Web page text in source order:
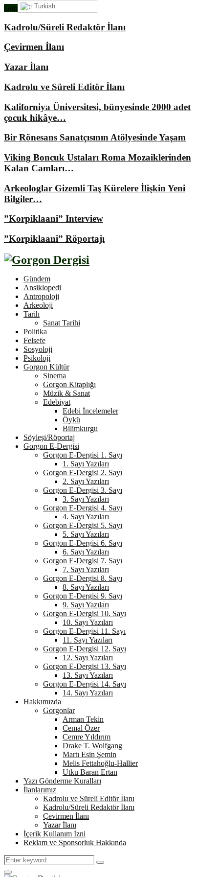
Gündemimizde Ne Var?
Kadrolu/Süreli Redaktör İlanı
Çevirmen İlanı
Yazar İlanı
Kadrolu ve Süreli Editör İlanı
Kaliforniya Üniversitesi, bünyesinde 2000 adet
çocuk hikâye…
Bir Rönesans Sanatçısının Atölyesinde Yaşam
Viking Boncuk Ustaları Roma Mozaiklerinden
Kalan Camları…
Arkeologlar Gizemli Taş Kürelere İlişkin Yeni
Bilgiler…
”Korpiklaani” Interview
”Korpiklaani” Röportajı
Gündem
Ansiklopedi
Antropoloji
Arkeoloji
Tarih
Sanat Tarihi
Politika
Felsefe
Sosyoloji
Psikoloji
Gorgon Kültür
Sinema
Gorgon Kitaplığı
Müzik & Sanat
Edebiyat
Edebi İncelemeler
Öykü
Bilimkurgu
Söyleşi/Röportaj
Gorgon E-Dergisi
Gorgon E-Dergisi 1. Sayı
1. Sayı Yazıları
Gorgon E-Dergisi 2. Sayı
2. Sayı Yazıları
Gorgon E-Dergisi 3. Sayı
3. Sayı Yazıları
Gorgon E-Dergisi 4. Sayı
4. Sayı Yazıları
Gorgon E-Dergisi 5. Sayı
5. Sayı Yazıları
Gorgon E-Dergisi 6. Sayı
6. Sayı Yazıları
Gorgon E-Dergisi 7. Sayı
7. Sayı Yazıları
Gorgon E-Dergisi 8. Sayı
8. Sayı Yazıları
Gorgon E-Dergisi 9. Sayı
9. Sayı Yazıları
Gorgon E-Dergisi 10. Sayı
10. Sayı Yazıları
Gorgon E-Dergisi 11. Sayı
11. Sayı Yazıları
Gorgon E-Dergisi 12. Sayı
12. Sayı Yazıları
Gorgon E-Dergisi 13. Sayı
13. Sayı Yazıları
Gorgon E-Dergisi 14. Sayı
14. Sayı Yazıları
Hakkımızda
Gorgonlar
Arman Tekin
Cemal Özer
Cemre Yıldırım
Drake T. Wolfgang
Martı Esin Şemin
Melis Fettahoğlu-Hallier
Utku Baran Ertan
Yazı Gönderme Kuralları
İlanlarımız
Kadrolu ve Süreli Editör İlanı
Kadrolu/Süreli Redaktör İlanı
Çevirmen İlanı
Yazar İlanı
İçerik Kullanım İzni
Reklam ve Sponsorluk Hakkında
Search
for:
Search
Primary
Turkish